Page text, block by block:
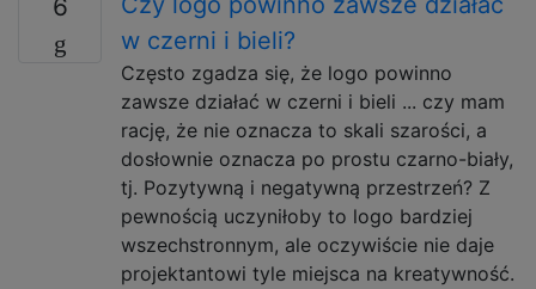
6
w czerni i bieli?
Często zgadza się, że logo powinno
zawsze działać w czerni i bieli ... czy mam
rację, że nie oznacza to skali szarości, a
dosłownie oznacza po prostu czarno-biały,
tj. Pozytywną i negatywną przestrzeń? Z
pewnością uczyniłoby to logo bardziej
wszechstronnym, ale oczywiście nie daje
projektantowi tyle miejsca na kreatywność.